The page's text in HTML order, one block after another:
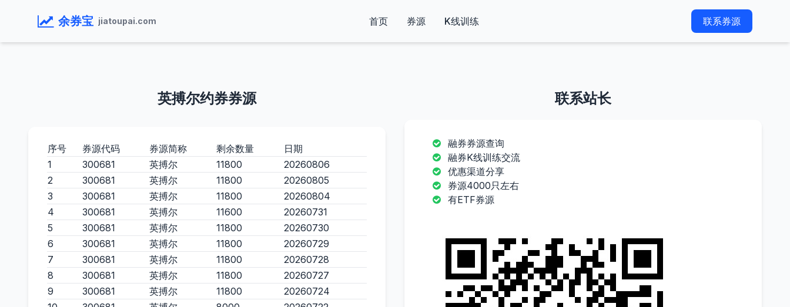
余券宝 jiatoupai.com 首页 券源 K线训练 联系券源
英搏尔约券券源
序号 券源代码 券源简称 剩余数量
日期
1
300681 英搏尔 11800
20260806
2
300681 英搏尔 11800
20260805
3
300681 英搏尔 11800
20260804
4
300681 英搏尔 11600
20260731
5
300681 英搏尔 11800
20260730
6
300681 英搏尔 11800
20260729
7
300681 英搏尔 11800
20260728
8
300681 英搏尔 11800
20260727
9
300681 英搏尔 11800
20260724
联系站长
融券券源查询
融券K线训练交流
优惠渠道分享
券源4000只左右
有ETF券源